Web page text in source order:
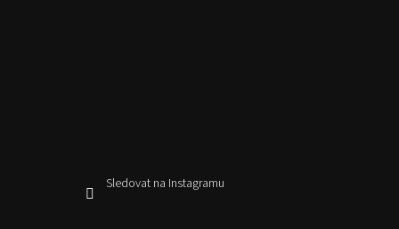
Sledovat na Instagramu